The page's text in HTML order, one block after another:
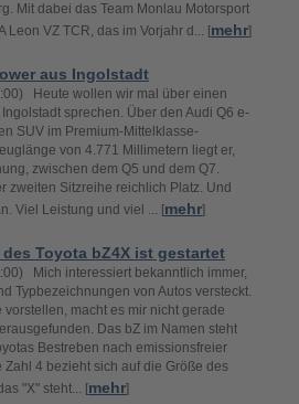
Mit dabei das Team Monlau Motorsport
Leon VZ TCR, das im Vorjahr d... [mehr]
aus Ingolstadt
Heute wollen wir mal über einen
sprechen. Über den Audi Q6 e-
SUV im Premium-Mittelklasse-
von 4.771 Millimetern liegt er,
zwischen dem Q5 und dem Q7.
zweiten Sitzreihe reichlich Platz. Und
Viel Leistung und viel ... [mehr]
Toyota bZ4X ist gestartet
Mich interessiert bekanntlich immer,
Typbezeichnungen von Autos versteckt.
vorstellen, macht es mir nicht gerade
Das bZ im Namen steht
Bestreben nach emissionsfreier
Zahl 4 bezieht sich auf die Größe des
"X" steht... [mehr]